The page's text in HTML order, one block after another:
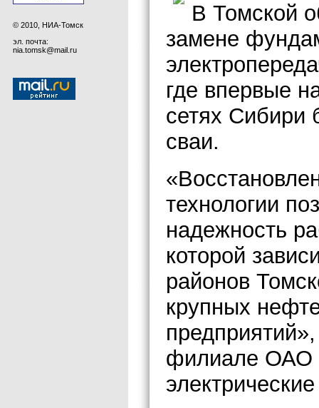
© 2010, НИА-Томск
эл. почта:
nia.tomsk@mail.ru
В Томской
замене
где впервые
сетях Сибири
сваи.
технологии
надежность
которой
районов
крупных
филиале ОАО